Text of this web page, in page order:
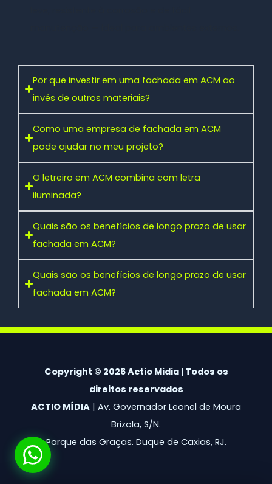
Por que investir em uma fachada em ACM ao
invés de outros materiais?
Como uma empresa de fachada em ACM
pode ajudar no meu projeto?
O letreiro em ACM combina com letra
iluminada?
Quais são os benefícios de longo prazo de usar
fachada em ACM?
Quais são os benefícios de longo prazo de usar
fachada em ACM?
Copyright © 2026 Actio Midia | Todos os
direitos reservados
ACTIO MÍDIA | Av. Governador Leonel de Moura
Brizola, S/N.
Parque das Graças. Duque de Caxias, RJ.